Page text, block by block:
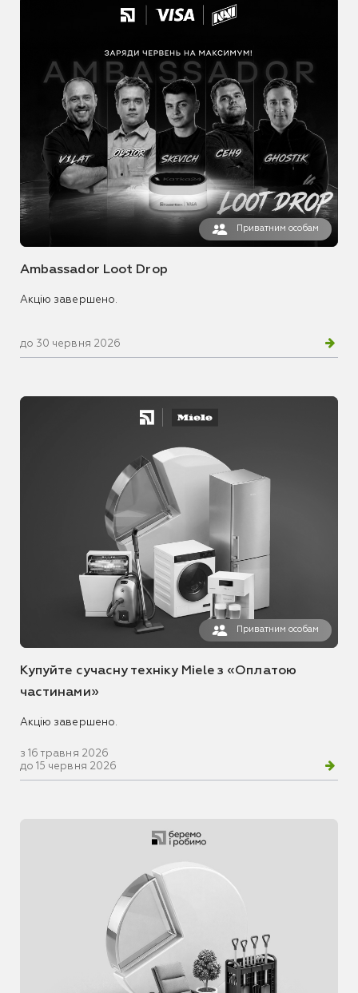
Приватним особам
Ambassador Loot Drop
Акцію завершено.
до 30 червня 2026
Приватним особам
Купуйте сучасну техніку Miele з «Оплатою
частинами»
Акцію завершено.
з 16 травня 2026
до 15 червня 2026